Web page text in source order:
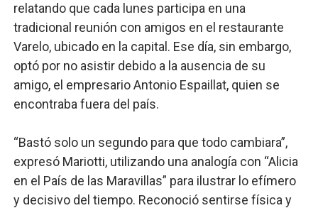
relatando que cada lunes participa en una
tradicional reunión con amigos en el restaurante
Varelo, ubicado en la capital. Ese día, sin embargo,
optó por no asistir debido a la ausencia de su
amigo, el empresario Antonio Espaillat, quien se
encontraba fuera del país.
“Bastó solo un segundo para que todo cambiara”,
expresó Mariotti, utilizando una analogía con “Alicia
en el País de las Maravillas” para ilustrar lo efímero
y decisivo del tiempo. Reconoció sentirse física y